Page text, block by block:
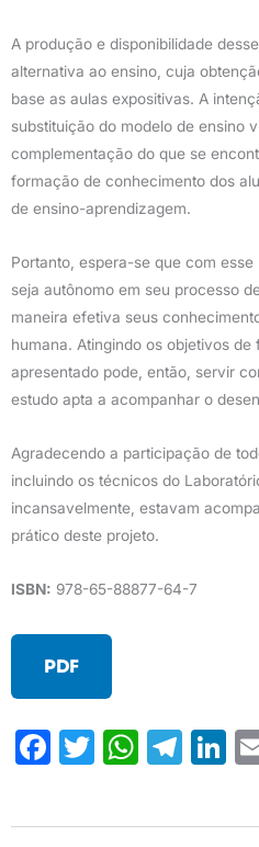
A produção e disponibilidade
alternativa ao ensino, cuja
base as aulas expositivas. A
substituição do modelo de ensino
complementação do que se
formação de conhecimento dos
de ensino-aprendizagem.
Portanto, espera-se que com
seja autônomo em seu processo
maneira efetiva seus
humana. Atingindo os objetivos
apresentado pode, então, servir
estudo apta a acompanhar o
Agradecendo a participação de
incluindo os técnicos do
incansavelmente, estavam
prático deste projeto.
ISBN: 978-65-88877-64-7
PDF
F
c
T
it
W
at
T
e
Li
k